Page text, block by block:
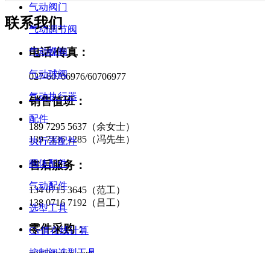
气动阀门
气动调节阀
气动蝶阀
气动球阀
气动执行器
配件
执行器配件
阀体配件
气动配件
选型工具
Cv值在线计算
联系我们
电话/传真：
027-60706976/60706977
销售值班：
189 7295 5637（余女士）
139 7136 1285（冯先生）
售后服务：
134 0715 3645（范工）
138 0716 7192（吕工）
零件采购：